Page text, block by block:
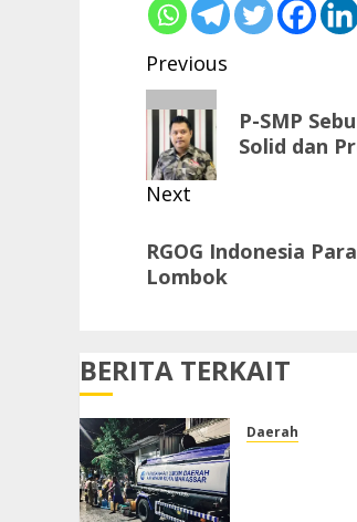
Post
navigation
Previous
Previous
post:
P-SMP
Solid dan
Next
post:
RGOG Indonesia
Lombok
BERITA TERKAIT
Daerah